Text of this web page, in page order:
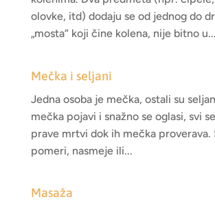
olovke, itd) dodaju se od jednog do
„mosta“ koji čine kolena, nije bitno u...
Mečka i seljani
Jedna osoba je mečka, ostali su
mečka pojavi i snažno se oglasi, svi
prave mrtvi dok ih mečka proverava.
pomeri, nasmeje ili...
Masaža